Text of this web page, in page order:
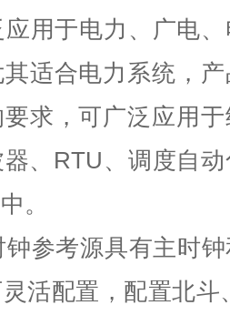
用于电力、广电
适合电力系统，
求，可广泛应用
、 RTU 、调度自
。
钟参考源具有主时
活配置，配置北斗